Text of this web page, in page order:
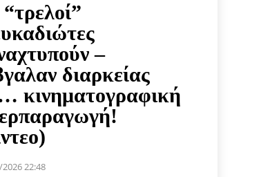
–
διαρκείας
κινηματογραφική
22:48